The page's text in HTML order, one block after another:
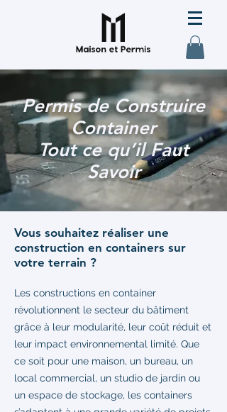
Permis de Construire
Container
Tout ce qu’il Faut
Savoir
Vous souhaitez réaliser une
construction en containers sur
votre terrain ?
Les constructions en container
révolutionnent le secteur du bâtiment
grâce à leur modularité, leur coût réduit et
leur impact environnemental limité. Que
ce soit pour une maison, un bureau, un
local commercial, un studio de jardin ou
un espace de stockage, les containers